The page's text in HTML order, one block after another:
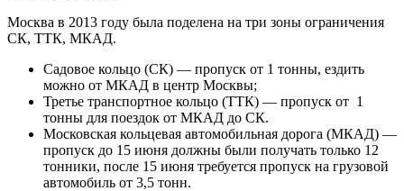
Москва в 2013 году была поделена на три зоны ограничения
СК, ТТК, МКАД.
Садовое кольцо (СК) — пропуск от 1 тонны, ездить
можно от МКАД в центр Москвы;
Третье транспортное кольцо (ТТК) — пропуск от 1
тонны для поездок от МКАД до СК.
Московская кольцевая автомобильная дорога (МКАД) —
пропуск до 15 июня должны были получать только 12
тонники, после 15 июня требуется пропуск на грузовой
автомобиль от 3,5 тонн.